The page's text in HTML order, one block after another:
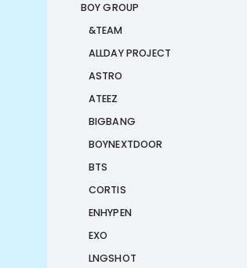
BOY GROUP
&TEAM
ALLDAY PROJECT
ASTRO
ATEEZ
BIGBANG
BOYNEXTDOOR
BTS
CORTIS
ENHYPEN
EXO
LNGSHOT